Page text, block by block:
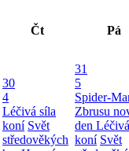
Čt Pá
30
4
Léčivá síla
koní Svět
středověkých
31
5
Spider-
Zbrusu
den
koní Svět